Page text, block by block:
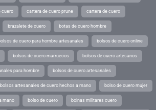
cuero cartera de cuero prune cartera de cuero
brazalete de cuero botas de cuero hombre
de cuero para hombre artesanales bolsos de cuero online
bolsos de cuero marruecos bolsos de cuero artesanos
para hombre bolsos de cuero artesanales
bolsos artesanales de cuero hechos a mano bolso de cuero mujer
mano bolso de cuero boinas militares cuero